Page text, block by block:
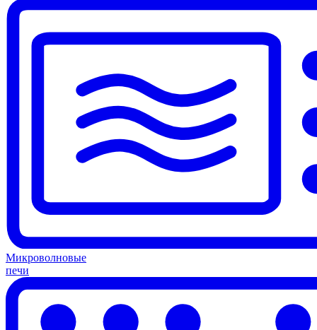
Микроволновые
печи